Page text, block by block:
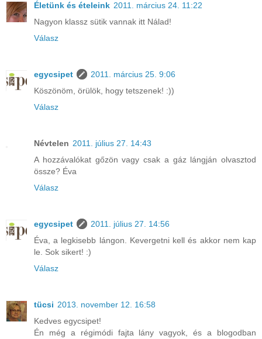
Életünk és ételeink 2011. március 24. 11:22
Nagyon klassz sütik vannak itt Nálad!
Válasz
egycsipet
2011. március 25. 9:06
Köszönöm, örülök, hogy tetszenek! :))
Válasz
Névtelen 2011. július 27. 14:43
A hozzávalókat gőzön vagy csak a gáz lángján olvasztod
össze? Éva
Válasz
egycsipet
2011. július 27. 14:56
Éva, a legkisebb lángon. Kevergetni kell és akkor nem kap
le. Sok sikert! :)
Válasz
tücsi 2013. november 12. 16:58
Kedves egycsipet!
Én még a régimódi fajta lány vagyok, és a blogodban